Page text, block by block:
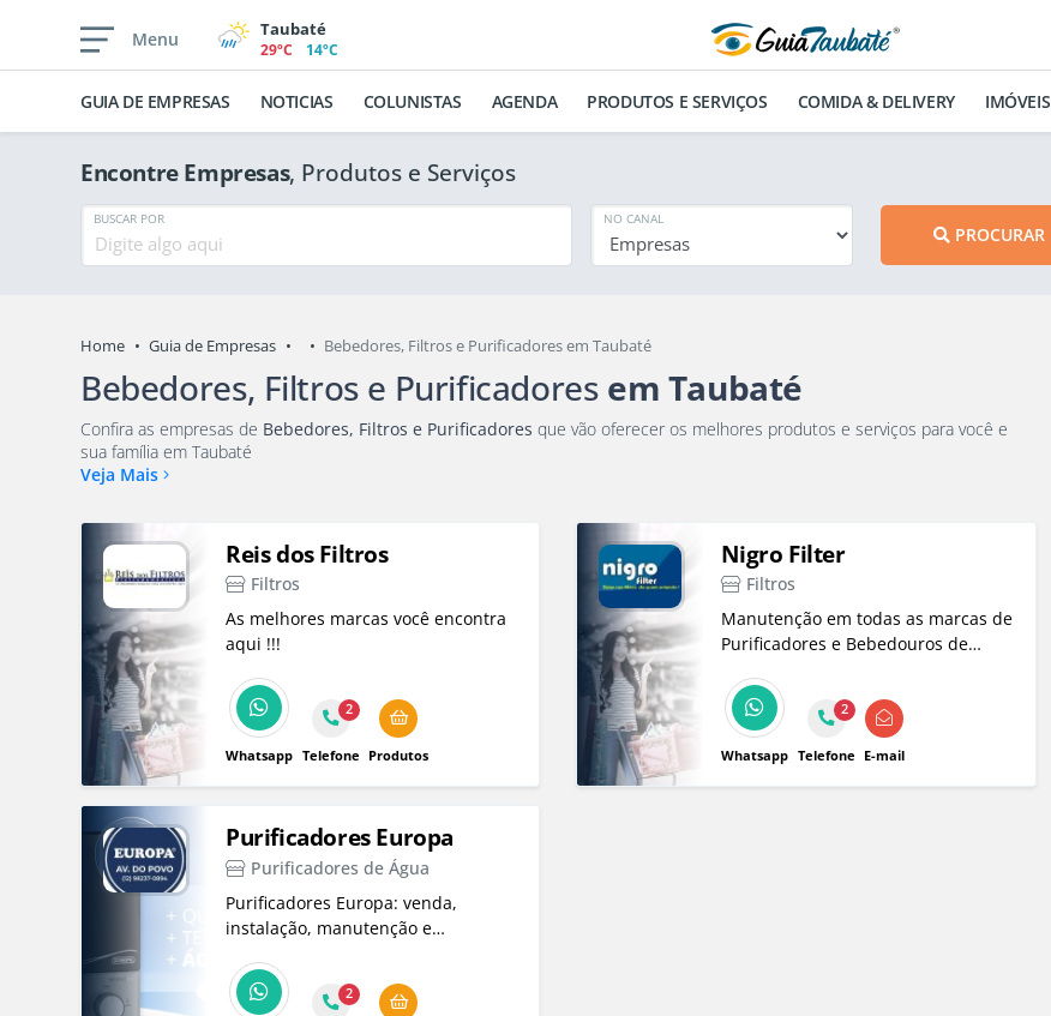
Menu Taubaté
29ºC 14ºC
GUIA DE EMPRESAS NOTICIAS COLUNISTAS AGENDA PRODUTOS E SERVIÇOS COMIDA & DELIVERY IMÓVEIS
Encontre Empresas, Produtos e Serviços
BUSCAR POR NO CANAL
PROCURAR
Home Guia de Empresas Bebedores, Filtros e Purificadores em Taubaté
Bebedores, Filtros e Purificadores em Taubaté
Confira as empresas de Bebedores, Filtros e Purificadores que vão oferecer os melhores produtos e serviços para você e
sua família em Taubaté
Veja Mais
Reis dos Filtros
Filtros
As melhores marcas você encontra
aqui !!!
Whatsapp
2
Telefone Produtos
Nigro Filter
Filtros
Manutenção em todas as marcas de
Purificadores e Bebedouros de
eletrodomésticos, bem como venda
de peças e elementos filtrantes.
Whatsapp
2
Telefone E-mail
Purificadores Europa
Purificadores de Água
Purificadores Europa: venda,
instalação, manutenção e
purificadores Europa, com refis
originais e filtro de entrada central.
2